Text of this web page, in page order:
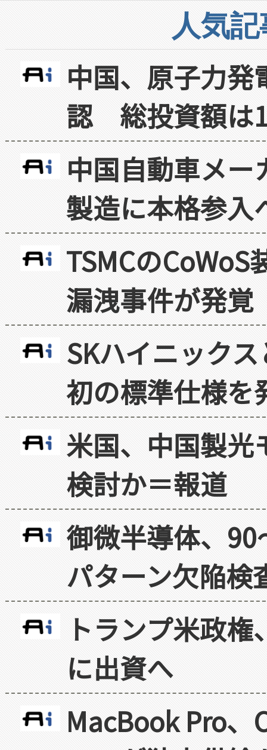
人気
中国、原子力
認 総投資額は
中国自動車メ
製造に本格参入
TSMCの
漏洩事件が発覚
SKハイニック
初の標準仕様を
米国、中国製光
検討か＝報道
御微半導体、
パターン欠陥検
トランプ米政
に出資へ
MacBook Pro